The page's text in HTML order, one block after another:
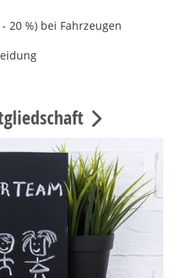
20 %) bei Fahrzeugen